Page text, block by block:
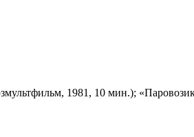
1981, 10 мин.);